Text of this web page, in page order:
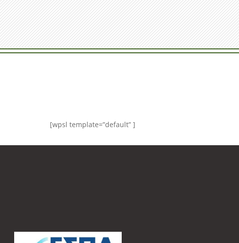
[wpsl template=”default” ]